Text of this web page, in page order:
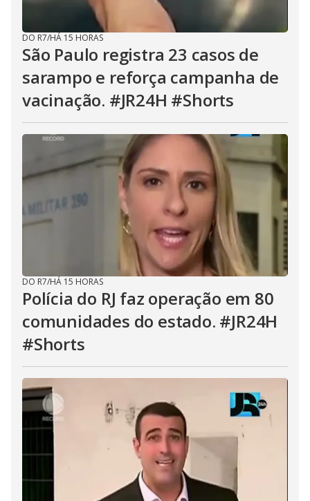
DO R7/HÁ 15 HORAS
São Paulo registra 23 casos de
sarampo e reforça campanha de
vacinação. #JR24H #Shorts
DO R7/HÁ 15 HORAS
Polícia do RJ faz operação em 80
comunidades do estado. #JR24H
#Shorts